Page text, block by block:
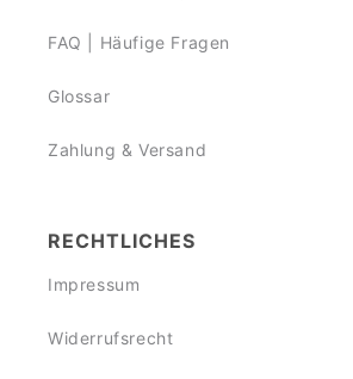
FAQ | Häufige Fragen
Glossar
Zahlung & Versand
RECHTLICHES
Impressum
Widerrufsrecht